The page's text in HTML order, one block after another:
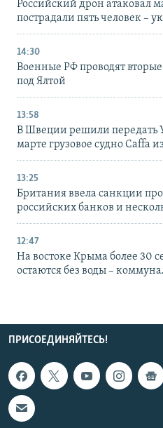
Российский дрон атаковал
пострадали пять человек –
14:30
Военные РФ проводят
под Ялтой
13:58
В Швеции решили передать
марте грузовое судно Caffa
13:25
Британия ввела санкции
российских банков и
12:47
На востоке Крыма более 30
остаются без воды –
ПРИСОЕДИНЯЙТЕСЬ!